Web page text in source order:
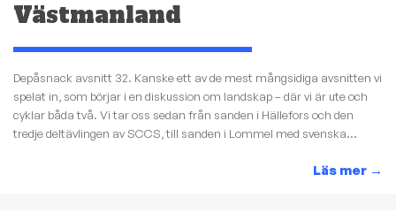
Västmanland
Depåsnack avsnitt 32. Kanske ett av de mest mångsidiga avsnitten vi
spelat in, som börjar i en diskussion om landskap – där vi är ute och
cyklar båda två. Vi tar oss sedan från sanden i Hällefors och den
tredje deltävlingen av SCCS, till sanden i Lommel med svenska...
Läs mer →